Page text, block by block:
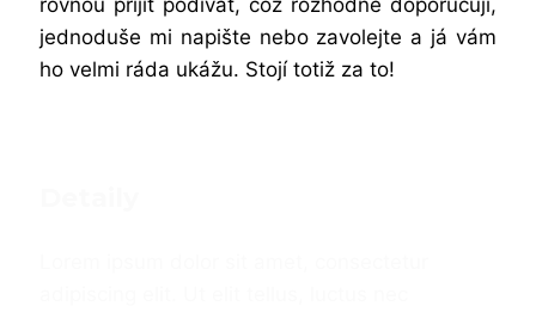
rovnou přijít podívat, což rozhodně doporučuji,
jednoduše mi napište nebo zavolejte a já vám
ho velmi ráda ukážu. Stojí totiž za to!